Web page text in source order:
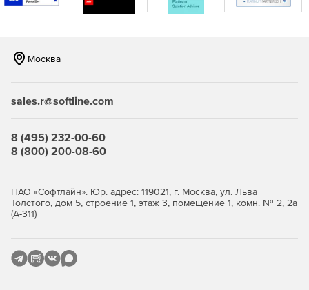
Москва
sales.r@softline.com
8 (495) 232-00-60
8 (800) 200-08-60
ПАО «Софтлайн». Юр. адрес: 119021, г. Москва, ул. Льва
Толстого, дом 5, строение 1, этаж 3, помещение 1, комн. № 2, 2а
(А-311)